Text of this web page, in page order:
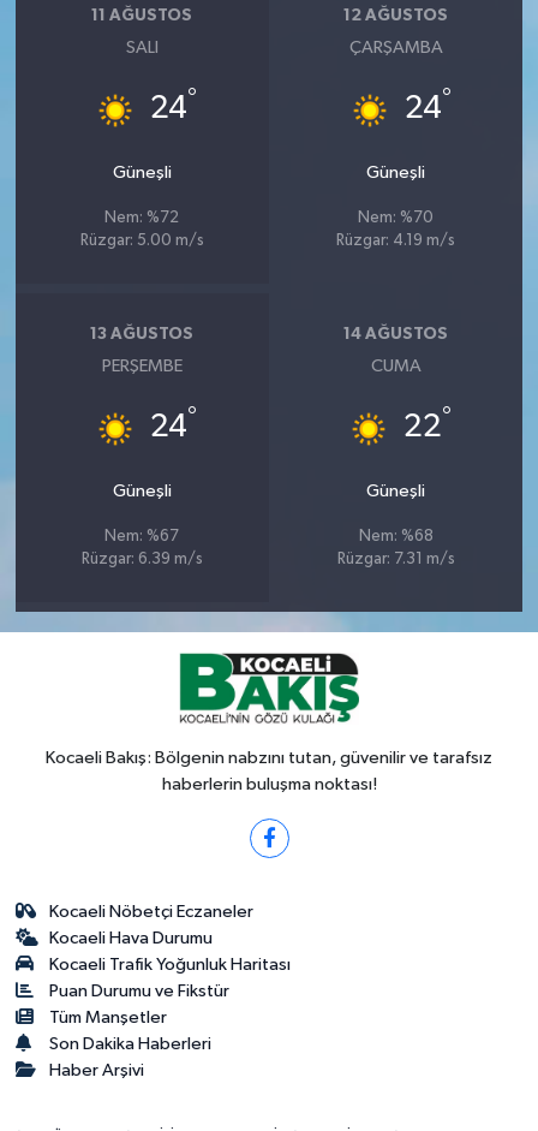
11 AĞUSTOS
SALI
24°
Güneşli
Nem: %72
Rüzgar: 5.00 m/s
12 AĞUSTOS
ÇARŞAMBA
24°
Güneşli
Nem: %70
Rüzgar: 4.19 m/s
13 AĞUSTOS
PERŞEMBE
24°
Güneşli
Nem: %67
Rüzgar: 6.39 m/s
14 AĞUSTOS
CUMA
22°
Güneşli
Nem: %68
Rüzgar: 7.31 m/s
Kocaeli Bakış: Bölgenin nabzını tutan, güvenilir ve tarafsız
haberlerin buluşma noktası!
Kocaeli Nöbetçi Eczaneler
Kocaeli Hava Durumu
Kocaeli Trafik Yoğunluk Haritası
Puan Durumu ve Fikstür
Tüm Manşetler
Son Dakika Haberleri
Haber Arşivi